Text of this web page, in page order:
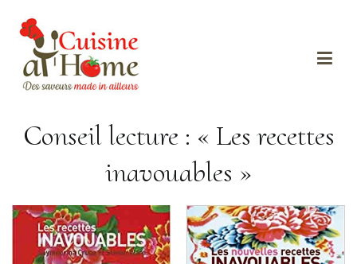
Conseil lecture : « Les recettes
inavouables »